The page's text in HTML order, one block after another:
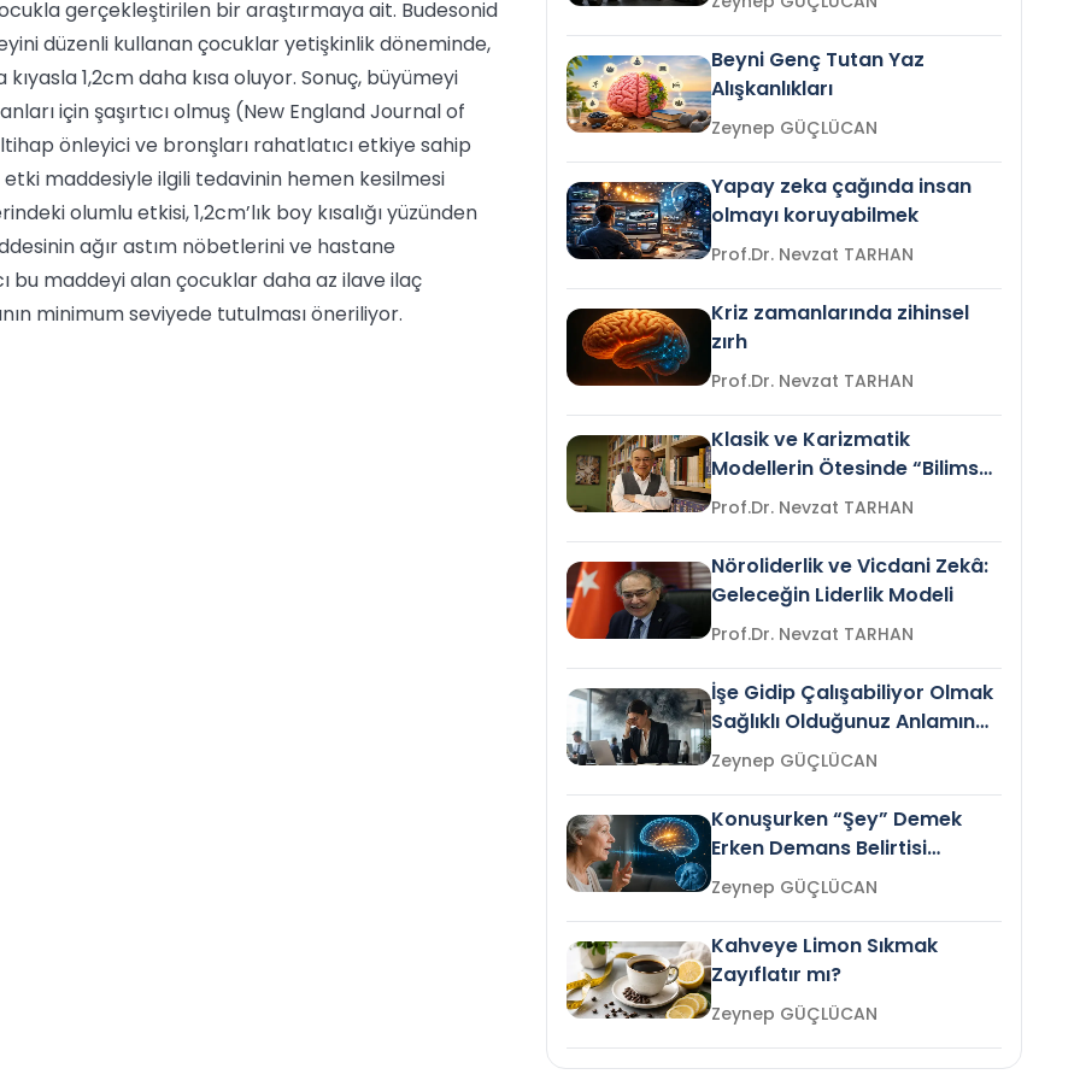
gerçekleştirilen bir araştırmaya ait. Budesonid
düzenli kullanan çocuklar yetişkinlik döneminde,
1,2cm daha kısa oluyor. Sonuç, büyümeyi
için şaşırtıcı olmuş (New England Journal of
önleyici ve bronşları rahatlatıcı etkiye sahip
etki maddesiyle ilgili tedavinin hemen kesilmesi
olumlu etkisi, 1,2cm’lık boy kısalığı yüzünden
ağır astım nöbetlerini ve hastane
bu maddeyi alan çocuklar daha az ilave ilaç
minimum seviyede tutulması öneriliyor.
Beyni Genç Tutan Yaz
Alışkanlıkları
Zeynep GÜÇLÜCAN
Yapay zeka çağında insan
olmayı koruyabilmek
Prof.Dr. Nevzat TARHAN
Kriz zamanlarında zihinsel
zırh
Prof.Dr. Nevzat TARHAN
Klasik ve Karizmatik
Modellerin Ötesinde “Bilimsel
Liderlik”
Prof.Dr. Nevzat TARHAN
Nöroliderlik ve Vicdani Zekâ:
Geleceğin Liderlik Modeli
Prof.Dr. Nevzat TARHAN
İşe Gidip Çalışabiliyor Olmak
Sağlıklı Olduğunuz Anlamına
Gelir mi?Zeynep GÜÇLÜCAN
Konuşurken “Şey” Demek
Erken Demans Belirtisi
Olabilir mi?Zeynep GÜÇLÜCAN
Kahveye Limon Sıkmak
Zayıflatır mı?
Zeynep GÜÇLÜCAN